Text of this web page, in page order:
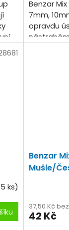
Benzar
7mm,
opravdu
každý
ks)
Benzar
Mušle/
37,50 Kč
42 Kč